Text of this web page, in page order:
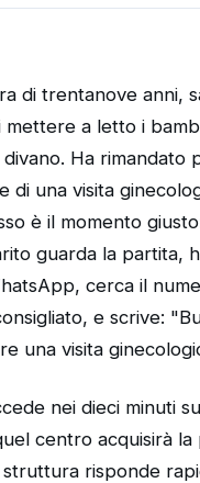
di trentanove anni,
mettere a letto i
Ha rimandato
di una visita
è il momento
guarda la partita,
cerca il
e scrive:
una visita
nei dieci minuti
centro acquisirà la
risponde